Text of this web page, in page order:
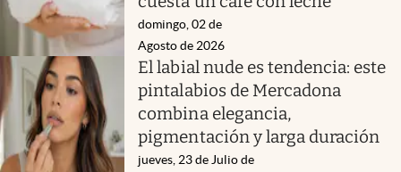
domingo, 02 de
Agosto de 2026
El labial nude es tendencia: este
pintalabios de Mercadona
combina elegancia,
pigmentación y larga duración
jueves, 23 de Julio de